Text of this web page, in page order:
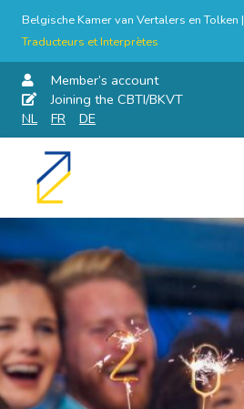
Belgische Kamer van Vertalers en Tolken |
Traducteurs et Interprètes
Member’s account
Joining the CBTI/BKVT
NL
FR DE
Skip